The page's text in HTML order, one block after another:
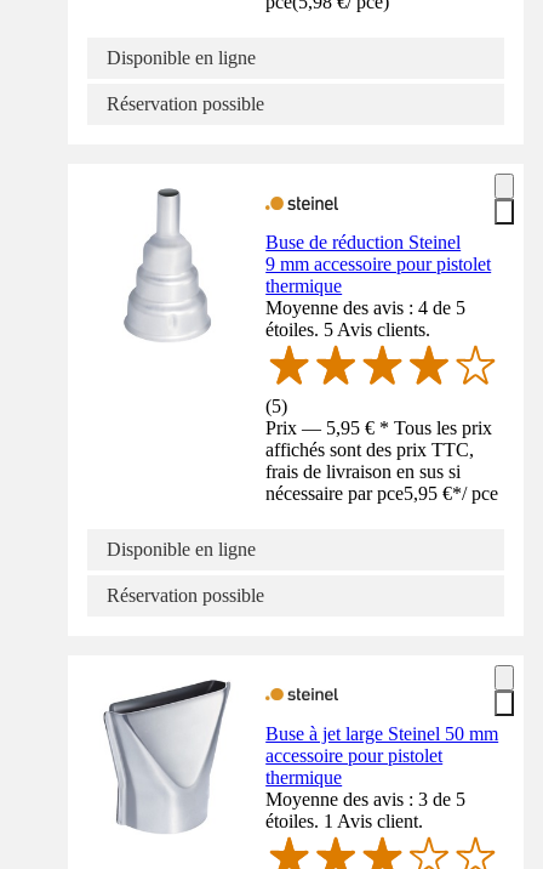
Disponible en ligne
Réservation possible
Buse de réduction Steinel
9 mm accessoire pour pistolet
thermique
Moyenne des avis : 4 de 5
étoiles. 5 Avis clients.
(5)
Prix — 5,95 € * Tous les prix
affichés sont des prix TTC,
frais de livraison en sus si
nécessaire par pce5,95 €*/ pce
Disponible en ligne
Réservation possible
Buse à jet large Steinel 50 mm
accessoire pour pistolet
thermique
Moyenne des avis : 3 de 5
étoiles. 1 Avis client.